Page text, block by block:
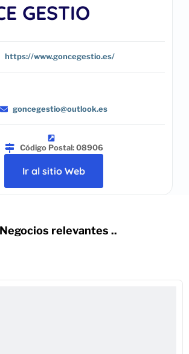
GESTIO
https://www.goncegestio.es/
goncegestio@outlook.es
Código Postal: 08906
Ir al sitio Web
relevantes ..